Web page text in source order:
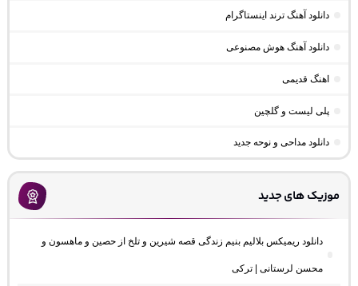
دانلود آهنگ ترند اینستاگرام
دانلود آهنگ هوش مصنوعی
اهنگ قدیمی
پلی لیست و گلچین
دانلود مداحی و نوحه جدید
موزیک های جدید
دانلود ریمیکس بلالیم بنیم زندگی قصه شیرین و تلخ از حصین و ماهسون و
محسن لرستانی | ترکی